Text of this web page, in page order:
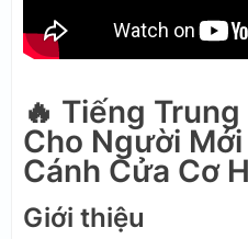
🔥 Tiếng
Cho Người
Cánh Cửa Cơ
Giới thiệu